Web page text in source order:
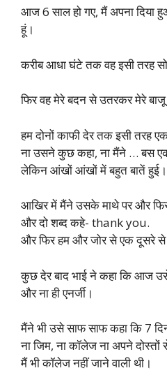
आज 6 साल हो गए, मैं अपना दिया
हूं।
करीब आधा घंटे तक वह इसी तरह
फिर वह मेरे बदन से उतरकर मेरे
हम दोनों काफी देर तक इसी तरह
ना उसने कुछ कहा, ना मैंने … बस
लेकिन आंखों आंखों में बहुत बातें हुई।
आखिर में मैंने उसके माथे पर और
और दो शब्द कहे- thank you.
और फिर हम और जोर से एक दूसरे से
कुछ देर बाद भाई ने कहा कि आज
और ना ही एनर्जी।
मैंने भी उसे साफ साफ कहा कि 7
ना जिम, ना कॉलेज ना अपने दोस्तों
मैं भी कॉलेज नहीं जाने वाली थी।